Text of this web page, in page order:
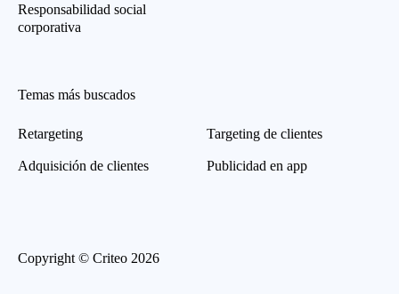
Responsabilidad social
corporativa
Temas más buscados
Retargeting
Adquisición de clientes
Targeting de clientes
Publicidad en app
Copyright © Criteo 2026